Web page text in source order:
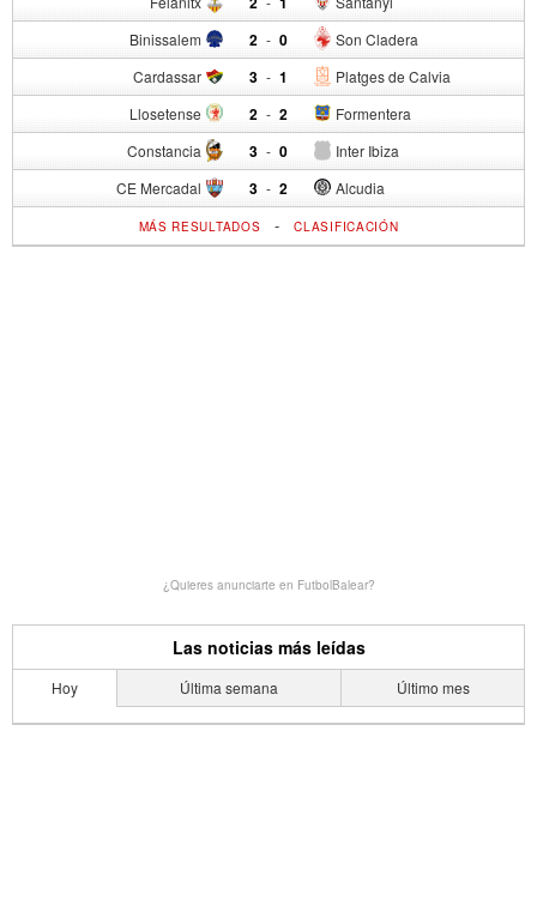
Binissalem 2 - Son Cladera
0
Cardassar 3 - Platges de Calvia
1
Llosetense 2 - Formentera
2
Constancia 3 - Inter Ibiza
0
CE Mercadal 3 - Alcudia
2
MÁS RESULTADOS -CLASIFICACIÓN
¿Quieres anunciarte en FutbolBalear?
Las noticias más leídas
Hoy Última semana Último mes